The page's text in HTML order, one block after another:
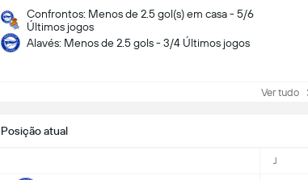
Confrontos: Menos de 2.5 gol(s) em casa - 5/6
Últimos jogos
Alavés: Menos de 2.5 gols - 3/4 Últimos jogos
Ver tudo
Posição atual
J